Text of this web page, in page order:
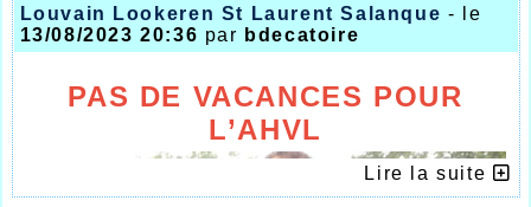
Louvain Lookeren St Laurent Salanque - le
13/08/2023 20:36 par bdecatoire
PAS DE VACANCES POUR
L’AHVL
Lire la suite